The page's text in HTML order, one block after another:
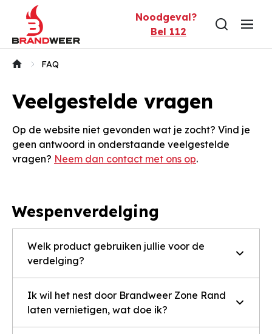
Naar inhoud
Noodgeval?
Bel 112
FAQ
Veelgestelde vragen
Op de website niet gevonden wat je zocht? Vind je
geen antwoord in onderstaande veelgestelde
vragen? Neem dan contact met ons op.
Wespenverdelging
Welk product gebruiken jullie voor de
verdelging?
Ik wil het nest door Brandweer Zone Rand
laten vernietigen, wat doe ik?